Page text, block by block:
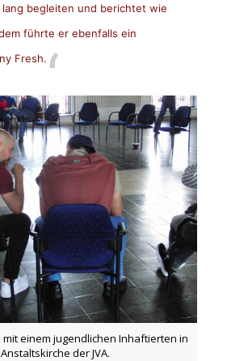
lang begleiten und berichtet wie
führte er ebenfalls ein
Fresh.
einem jugendlichen Inhaftierten in
der JVA.